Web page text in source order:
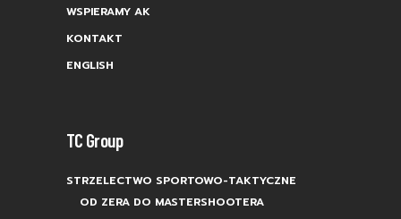
WSPIERAMY AK
KONTAKT
ENGLISH
TC Group
STRZELECTWO SPORTOWO-TAKTYCZNE
OD ZERA DO MASTERSHOOTERA